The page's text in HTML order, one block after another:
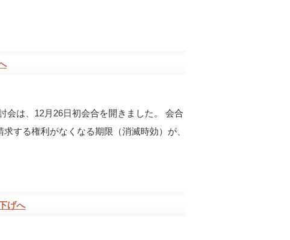
会は、12月26日初会合を開きました。 会合
する権利がなくなる期限（消滅時効）が、
げへ